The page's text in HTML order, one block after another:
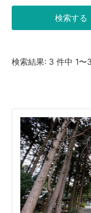
函南町
西伊豆町
東伊豆町
伊豆市
河津町
AIルートプランナー
伊豆
検索結果: 3 件中 1〜